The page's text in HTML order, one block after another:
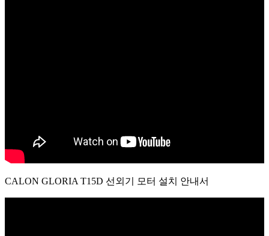
CALON GLORIA T15D 선외기 모터 설치 안내서